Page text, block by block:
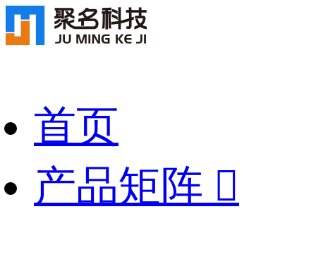
首页
产品矩阵 